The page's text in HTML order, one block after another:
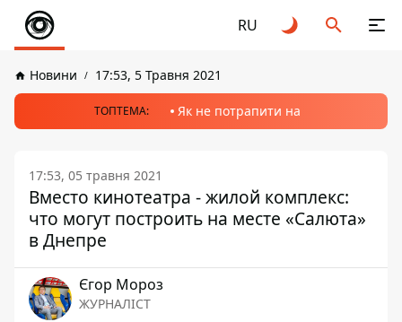
RU
Новини 17:53, 5 Травня 2021
ТОПТЕМА: Як не потрапити на
17:53, 05 травня 2021
Вместо кинотеатра - жилой комплекс:
что могут построить на месте «Салюта»
в Днепре
Єгор Мороз
ЖУРНАЛІСТ